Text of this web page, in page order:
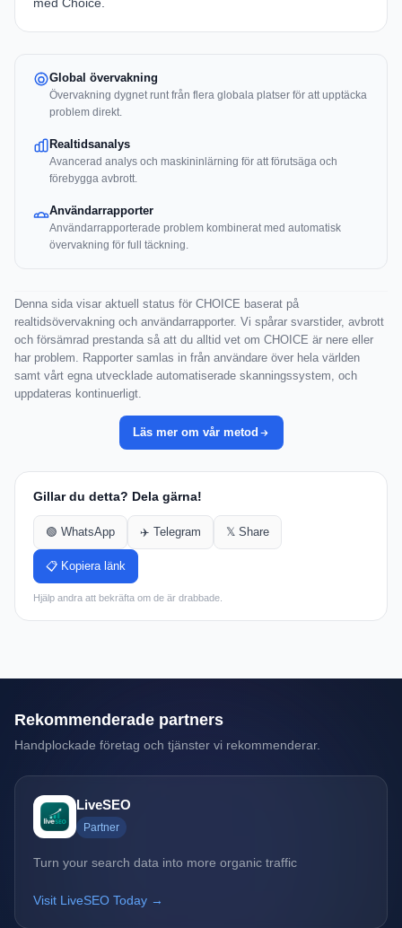
med Choice.
Global övervakning
Övervakning dygnet runt från flera globala platser för att upptäcka
problem direkt.
Realtidsanalys
Avancerad analys och maskininlärning för att förutsäga och
förebygga avbrott.
Användarrapporter
Användarrapporterade problem kombinerat med automatisk
övervakning för full täckning.
Denna sida visar aktuell status för CHOICE baserat på
realtidsövervakning och användarrapporter. Vi spårar svarstider, avbrott
och försämrad prestanda så att du alltid vet om CHOICE är nere eller
har problem. Rapporter samlas in från användare över hela världen
samt vårt egna utvecklade automatiserade skanningssystem, och
uppdateras kontinuerligt.
Läs mer om vår metod
Gillar du detta? Dela gärna!
🟢 WhatsApp ✈️ Telegram 𝕏 Share
📋 Kopiera länk
Hjälp andra att bekräfta om de är drabbade.
Rekommenderade partners
Handplockade företag och tjänster vi rekommenderar.
LiveSEO
Partner
Turn your search data into more organic traffic
Visit LiveSEO Today →